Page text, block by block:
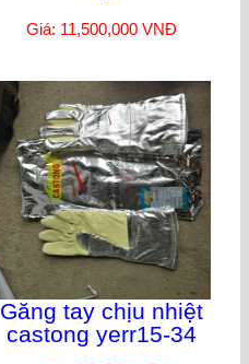
Giá: 11,500,000 VNĐ
Găng tay chịu nhiệt
castong yerr15-34